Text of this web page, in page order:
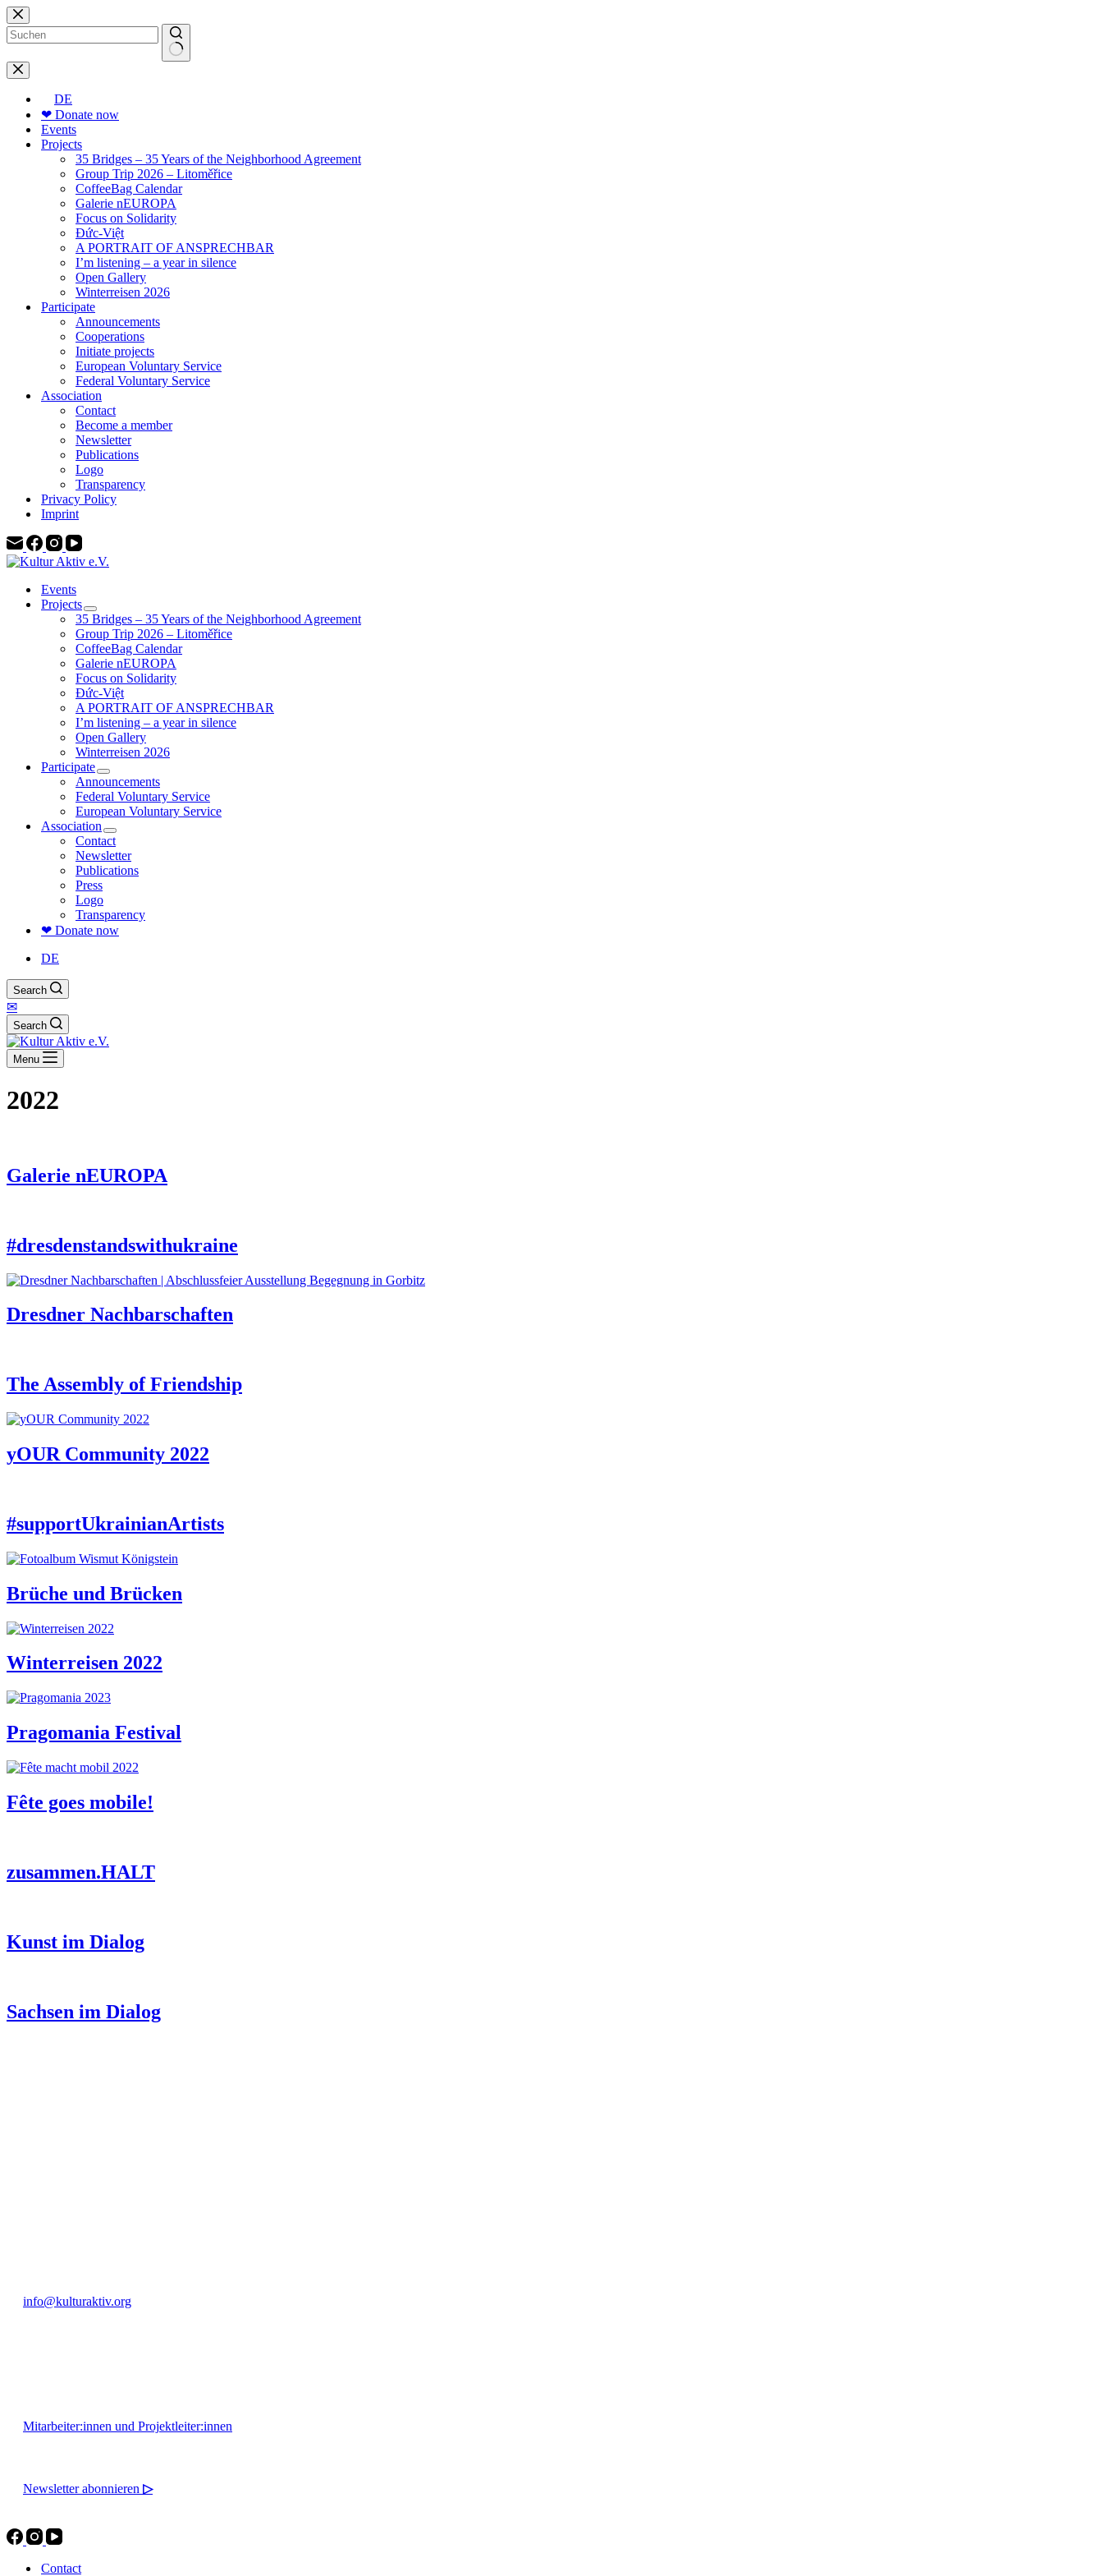
Skip
to
content
No
results
DE
❤ Donate now
Events
Projects
35 Bridges – 35 Years of the Neighborhood Agreement
Group Trip 2026 – Litoměřice
CoffeeBag Calendar
Galerie nEUROPA
Focus on Solidarity
Đức-Việt
A PORTRAIT OF ANSPRECHBAR
I’m listening – a year in silence
Open Gallery
Winterreisen 2026
Participate
Announcements
Cooperations
Initiate projects
European Voluntary Service
Federal Voluntary Service
Association
Contact
Become a member
Newsletter
Publications
Logo
Transparency
Privacy Policy
Imprint
Events
Projects
35 Bridges – 35 Years of the Neighborhood Agreement
Group Trip 2026 – Litoměřice
CoffeeBag Calendar
Galerie nEUROPA
Focus on Solidarity
Đức-Việt
A PORTRAIT OF ANSPRECHBAR
I’m listening – a year in silence
Open Gallery
Winterreisen 2026
Participate
Announcements
Federal Voluntary Service
European Voluntary Service
Association
Contact
Newsletter
Publications
Press
Logo
Transparency
❤ Donate now
DE
Search
✉
Search
Menu
2022
Galerie nEUROPA
#dresdenstandswithukraine
Dresdner Nachbarschaften
The Assembly of Friendship
yOUR Community 2022
#supportUkrainianArtists
Brüche und Brücken
Winterreisen 2022
Pragomania Festival
Fête goes mobile!
zusammen.HALT
Kunst im Dialog
Sachsen im Dialog
info@kulturaktiv.org
Mitarbeiter:innen und Projektleiter:innen
Newsletter abonnieren ▷
Contact